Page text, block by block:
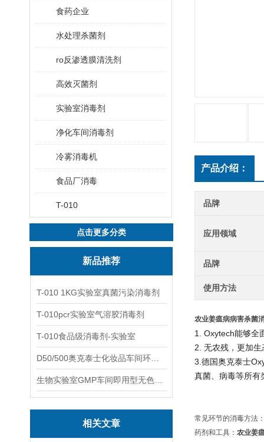
食药企业
水处理杀菌剂
ro反渗透膜清洗剂
高效灭菌剂
实验室消毒剂
净化车间消毒剂
冷雾消毒机
食品厂消毒
T-010
点击更多分类
新品推荐
T-010 1KG实验室真菌污染消毒剂
T-010pcr实验室气溶胶消毒剂
T-010食品级消毒剂-实验室
相关文章
产品介绍：
品牌
应用领域
品牌
使用方法
农业姜瘟病病害杀菌
1. Oxytech能够全
2. 无农残，更加
3.德国奥克泰士
真菌、病毒等所有
常见环节的消毒方法
药剂和工具： 农业姜